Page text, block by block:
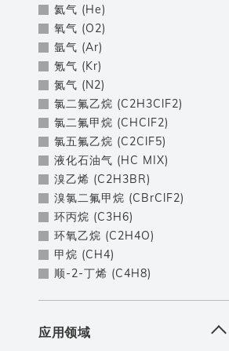
氦气 (He)
氧气 (O2)
氩气 (Ar)
氪气 (Kr)
氮气 (N2)
氯二氟乙烷 (C2H3ClF2)
氯二氟甲烷 (CHClF2)
氯五氟乙烷 (C2ClF5)
液化石油气 (HC MIX)
溴乙烯 (C2H3BR)
溴氯二氟甲烷 (CBrClF2)
环丙烷 (C3H6)
环氧乙烷 (C2H4O)
甲烷 (CH4)
顺-2-丁烯 (C4H8)
应用领域